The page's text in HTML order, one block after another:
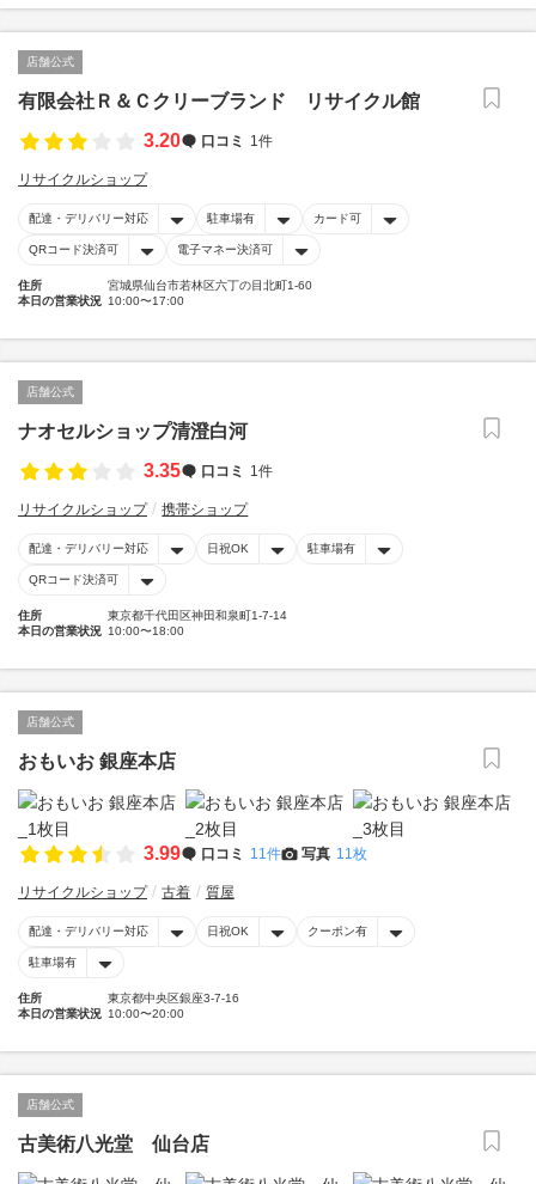
店舗公式
有限会社Ｒ＆Ｃクリーブランド リサイクル館
3.20
口コミ 1件
リサイクルショップ
配達・デリバリー対応 駐車場有 カード可
QRコード決済可 電子マネー決済可
住所
宮城県仙台市若林区六丁の目北町1-60
本日の営業状況 10:00〜17:00
店舗公式
ナオセルショップ清澄白河
3.35
口コミ 1件
リサイクルショップ 携帯ショップ
配達・デリバリー対応 日祝OK 駐車場有
QRコード決済可
住所
東京都千代田区神田和泉町1-7-14
本日の営業状況 10:00〜18:00
店舗公式
おもいお 銀座本店
3.99 口コミ 11件 写真 11枚
リサイクルショップ 古着 質屋
配達・デリバリー対応 日祝OK クーポン有
駐車場有
住所
東京都中央区銀座3-7-16
本日の営業状況 10:00〜20:00
店舗公式
古美術八光堂 仙台店